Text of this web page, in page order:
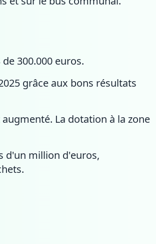
300.000 euros.
grâce aux bons résultats
La dotation à la zone
d'un million d'euros,